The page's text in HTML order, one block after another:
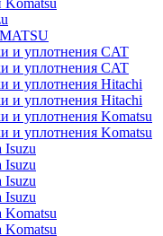
и уплотнения CAT
и уплотнения CAT
и уплотнения Hitachi
и уплотнения Hitachi
и уплотнения Komatsu
и уплотнения Komatsu
Isuzu
Isuzu
Isuzu
Isuzu
Komatsu
Komatsu